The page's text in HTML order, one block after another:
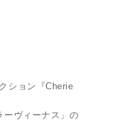
ション『Cherie
ーヴィーナス」の